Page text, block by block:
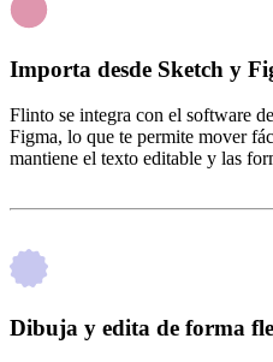
Importa desde Sketch y
Flinto se integra con el software
Figma, lo que te permite mover
mantiene el texto editable y las
Dibuja y edita de forma